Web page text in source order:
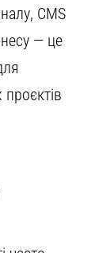
CMS
— це